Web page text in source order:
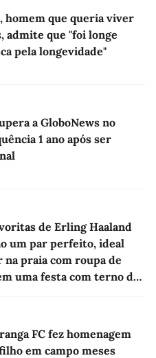
homem que queria viver
admite que "foi longe
pela longevidade"
a GloboNews no
1 ano após ser
de Erling Haaland
um par perfeito, ideal
na praia com roupa de
uma festa com terno de
FC fez homenagem
em campo meses